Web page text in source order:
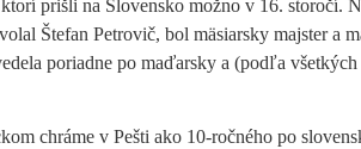
prišli na Slovensko možno v 16. storočí.
Štefan Petrovič, bol mäsiarsky majster a
poriadne po maďarsky a (podľa
chráme v Pešti ako 10-ročného po